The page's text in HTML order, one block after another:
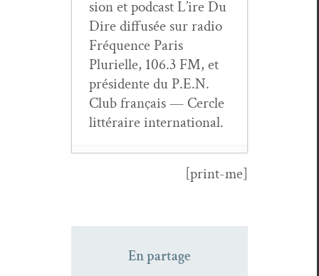
sion et pod­cast L’ire Du
Dire dif­fusée sur radio
Fréquence Paris
Plurielle, 106.3 FM, et
prési­dente du P.E.N.
Club français — Cer­cle
lit­téraire international.
Ce ter­ri­toire
6 mai 2026
[print-me]
En partage